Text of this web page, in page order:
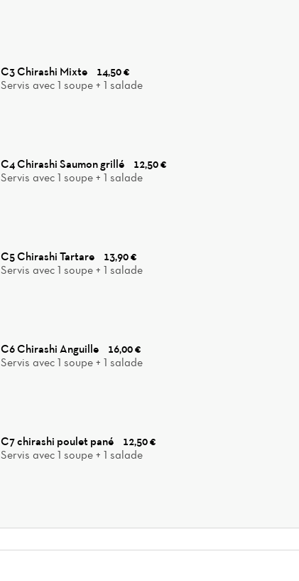
C3 Chirashi Mixte
14,50 €
Servis avec 1 soupe + 1 salade
C4 Chirashi Saumon grillé
12,50 €
Servis avec 1 soupe + 1 salade
C5 Chirashi Tartare
13,90 €
Servis avec 1 soupe + 1 salade
C6 Chirashi Anguille
16,00 €
Servis avec 1 soupe + 1 salade
C7 chirashi poulet pané
12,50 €
Servis avec 1 soupe + 1 salade